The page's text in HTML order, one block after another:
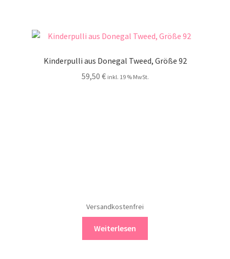
Kinderpulli aus Donegal Tweed, Größe 92
59,50 € inkl. 19 % MwSt.
Versandkostenfrei
Weiterlesen